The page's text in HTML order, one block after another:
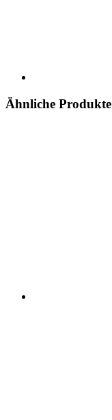
Ähnliche Produkte